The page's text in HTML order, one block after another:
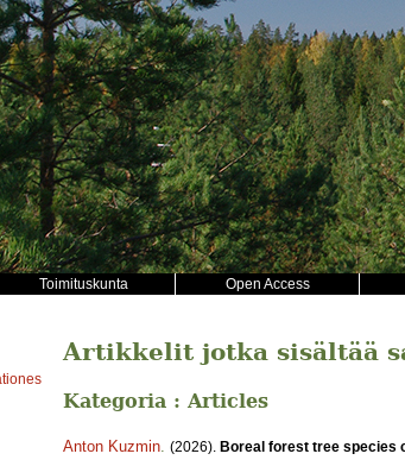
Toimituskunta Open Access
Artikkelit jotka sisältää
Kategoria : Articles
Anton Kuzmin (2026). Boreal forest tree species